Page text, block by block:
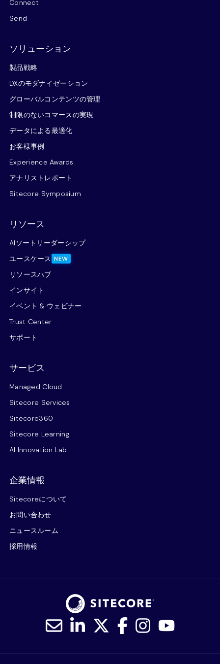
Connect
Send
ソリューション
製品戦略
DXのモダナイゼーション
グローバルコンテンツの管理
制限のないコマースの実現
データによる最適化
お客様事例
Experience Awards
アナリストレポート
Sitecore Symposium
リソース
AIソートリーダーシップ
ユースケース NEW
リソースハブ
インサイト
イベント & ウェビナー
Trust Center
サポート
サービス
Managed Cloud
Sitecore Services
Sitecore360
Sitecore Learning
AI Innovation Lab
企業情報
Sitecoreについて
お問い合わせ
ニュースルーム
採用情報